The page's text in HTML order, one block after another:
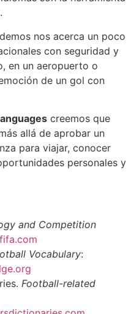
nos acerca un poco
con seguridad y
en un aeropuerto o
de un gol con
creemos que
allá de aprobar un
para viajar, conocer
personales y
and Competition
Vocabulary:
Football-related